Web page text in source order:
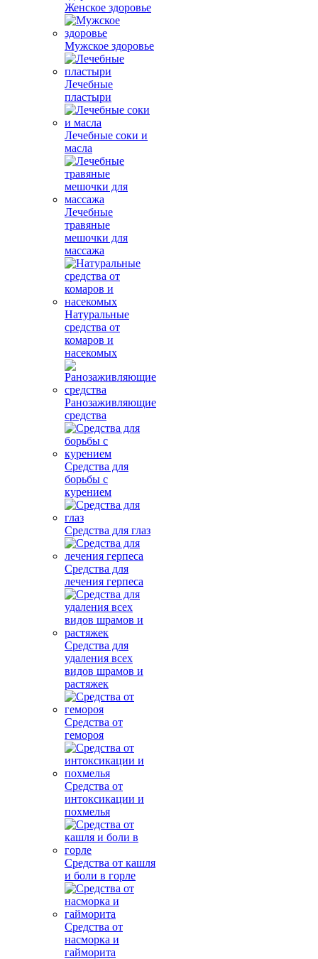
Женское здоровье
Мужское здоровье
Лечебные
пластыри
Лечебные соки и
масла
Лечебные
травяные
мешочки для
массажа
Натуральные
средства от
комаров и
насекомых
Ранозаживляющие
средства
Средства для
борьбы с
курением
Средства для глаз
Средства для
лечения герпеса
Средства для
удаления всех
видов шрамов и
растяжек
Средства от
гемороя
Средства от
интоксикации и
похмелья
Средства от кашля
и боли в горле
Средства от
насморка и
гайморита